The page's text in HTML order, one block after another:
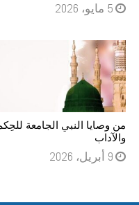
5 مايو، 2026
من وصايا النبي الجامعة
والآداب
9 أبريل، 2026